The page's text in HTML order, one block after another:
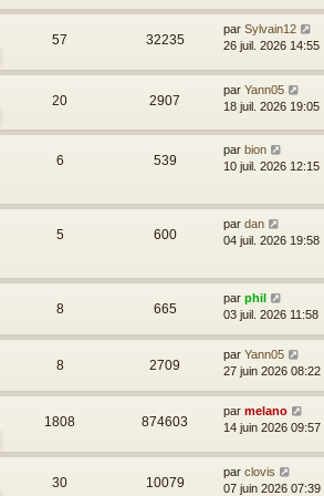
57 32235
par Sylvain12
26 juil. 2026 14:55
20 2907
par Yann05
18 juil. 2026 19:05
6 539
par bion
10 juil. 2026 12:15
5 600
par dan
04 juil. 2026 19:58
8 665
par phil
03 juil. 2026 11:58
8 2709
par Yann05
27 juin 2026 08:22
1808 874603
par melano
14 juin 2026 09:57
30 10079
par clovis
07 juin 2026 07:39